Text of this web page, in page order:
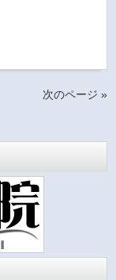
次のページ »